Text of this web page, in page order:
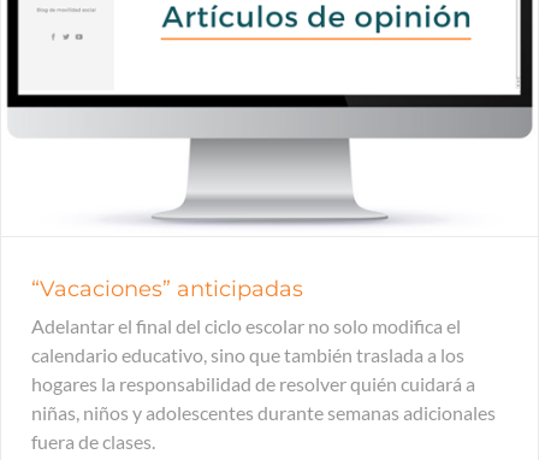
“Vacaciones” anticipadas
Adelantar el final del ciclo escolar no solo modifica el
calendario educativo, sino que también traslada a los
hogares la responsabilidad de resolver quién cuidará a
niñas, niños y adolescentes durante semanas adicionales
fuera de clases.